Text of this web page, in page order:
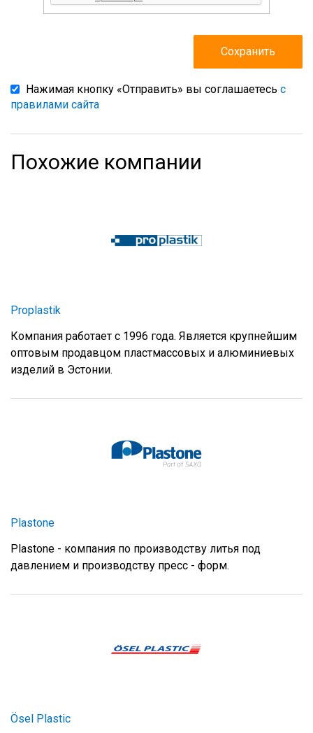
Нажимая кнопку «Отправить» вы соглашаетесь с
правилами сайта
Похожие компании
Proplastik
Компания работает с 1996 года. Является крупнейшим
оптовым продавцом пластмассовых и алюминиевых
изделий в Эстонии.
Plastone
Plastone - компания по производству литья под
давлением и производству пресс - форм.
Ösel Plastic